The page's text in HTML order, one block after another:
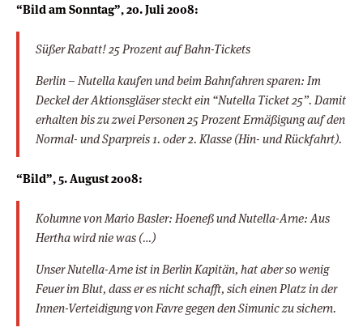
“Bild am Sonntag”, 20. Juli 2008:
Süßer Rabatt! 25 Prozent auf Bahn-Tickets
Berlin – Nutella kaufen und beim Bahnfahren sparen: Im
Deckel der Aktionsgläser steckt ein “Nutella Ticket 25”. Damit
erhalten bis zu zwei Personen 25 Prozent Ermäßigung auf den
Normal- und Sparpreis 1. oder 2. Klasse (Hin- und Rückfahrt).
“Bild”, 5. August 2008:
Kolumne von Mario Basler: Hoeneß und Nutella-Arne: Aus
Hertha wird nie was (…)
Unser Nutella-Arne ist in Berlin Kapitän, hat aber so wenig
Feuer im Blut, dass er es nicht schafft, sich einen Platz in der
Innen-Verteidigung von Favre gegen den Simunic zu sichern.